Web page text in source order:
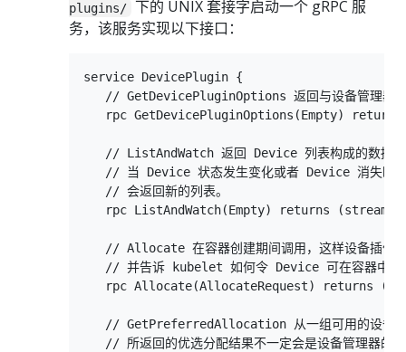
plugins/ 下的 UNIX 套接字启动一个 gRPC 服
务，该服务实现以下接口：
service DevicePlugin {
// GetDevicePluginOptions 返回与设备管理器
rpc GetDevicePluginOptions(Empty)
// ListAndWatch 返回 Device 列表构成的数据
// 当 Device 状态发生变化或者 Device 消失时
   // 会返回新的列表。
rpc ListAndWatch(Empty) returns (stream
// Allocate 在容器创建期间调用，这样设备插件
// 并告诉 kubelet 如何令 Device 可在容器中访
rpc Allocate(AllocateRequest) returns
// GetPreferredAllocation 从一组可用的设备中
// 所返回的优选分配结果不一定会是设备管理器的